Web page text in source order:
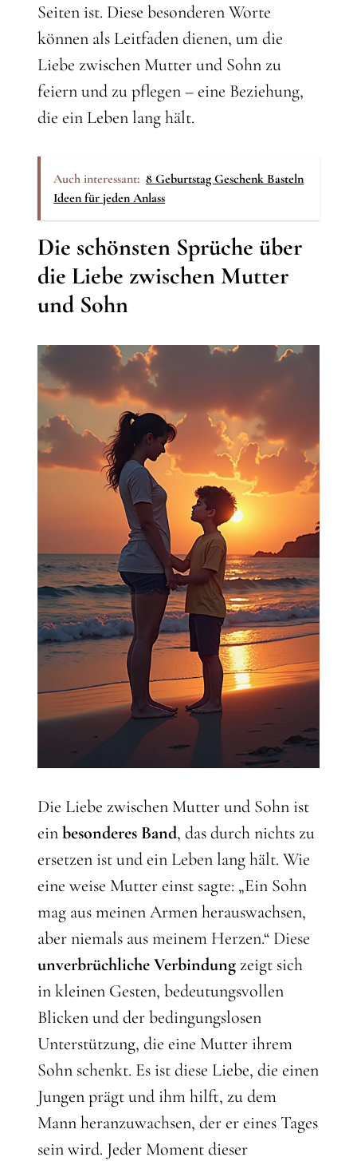
Seiten ist. Diese besonderen Worte
können als Leitfaden dienen, um die
Liebe zwischen Mutter und Sohn zu
feiern und zu pflegen – eine Beziehung,
die ein Leben lang hält.
Auch interessant: 8 Geburtstag Geschenk Basteln
Ideen für jeden Anlass
Die schönsten Sprüche über
die Liebe zwischen Mutter
und Sohn
Die Liebe zwischen Mutter und Sohn ist
einbesonderes Band, das durch nichts zu
ersetzen ist und ein Leben lang hält. Wie
eine weise Mutter einst sagte: „Ein Sohn
mag aus meinen Armen herauswachsen,
aber niemals aus meinem Herzen.“ Diese
unverbrüchliche Verbindung zeigt sich
in kleinen Gesten, bedeutungsvollen
Blicken und der bedingungslosen
Unterstützung, die eine Mutter ihrem
Sohn schenkt. Es ist diese Liebe, die einen
Jungen prägt und ihm hilft, zu dem
Mann heranzuwachsen, der er eines Tages
sein wird. Jeder Moment dieser